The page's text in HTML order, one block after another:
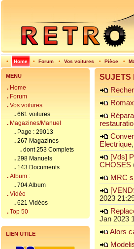
• Home • Forum • Vos voitures • Pièce •
MENU
. Home
. Forum
. Vos voitures
. 661 voitures
. Magazines/Manuel
. Page : 29013
. 267 Magazines
. dont 253 Complets
. 298 Manuels
. 143 Documents
. Album :
. 704 Album
. Vidéo
. 621 Vidéos
. Top 50
LIEN UTILE
SUJETS
Electrique
[Vds]
CHOSES
MRC
2023
Jan 2023
Alors